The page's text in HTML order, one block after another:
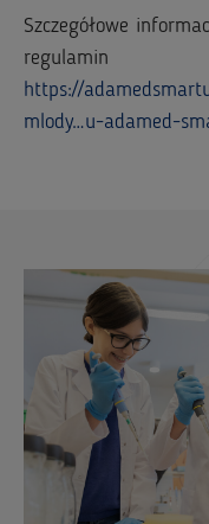
Szczegółowe
https://
mlody…u-adamed-